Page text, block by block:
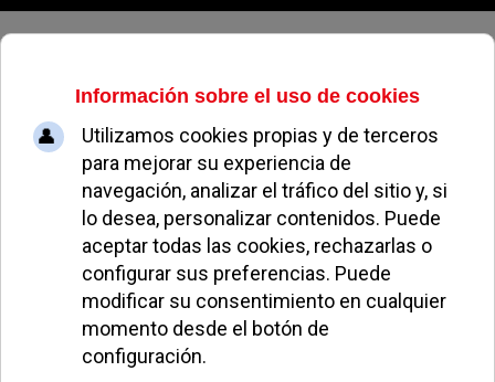
Viernes, 07 de agosto de 2026
Los excrementos de perros llenan
las calles mientras muchos
dueños no se deciden a recogerlos
BÁRBARA CERVIGÓN NOTICIAS DE POZUELO 20 JUNIO 2008
Es especialmente significativa la cantidad de